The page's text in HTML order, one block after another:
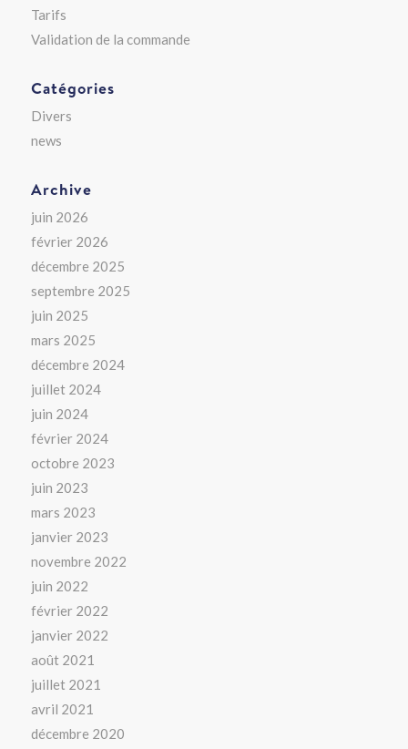
Tarifs
Validation de la commande
Catégories
Divers
news
Archive
juin 2026
février 2026
décembre 2025
septembre 2025
juin 2025
mars 2025
décembre 2024
juillet 2024
juin 2024
février 2024
octobre 2023
juin 2023
mars 2023
janvier 2023
novembre 2022
juin 2022
février 2022
janvier 2022
août 2021
juillet 2021
avril 2021
décembre 2020